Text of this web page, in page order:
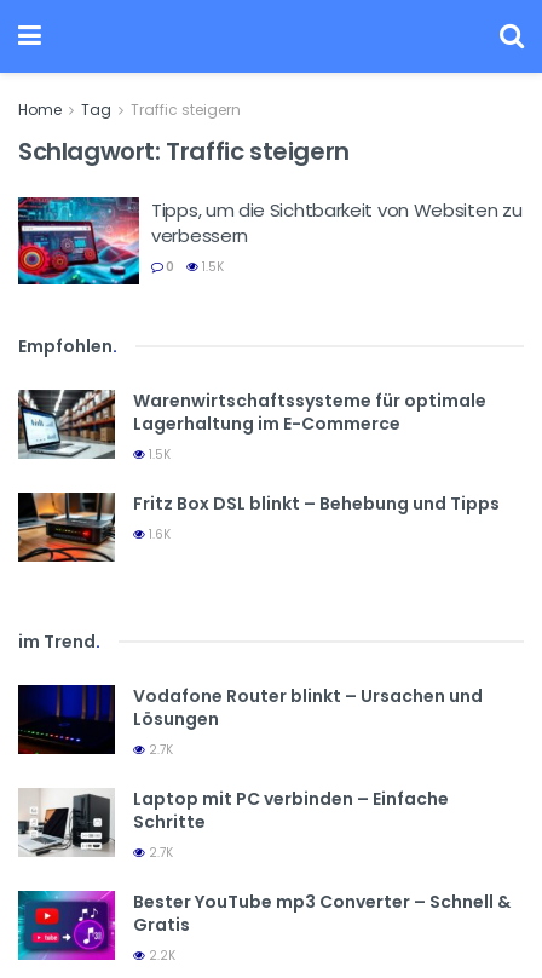
Home Tag Traffic steigern
Schlagwort: Traffic steigern
Tipps, um die Sichtbarkeit von Websiten zu
verbessern
0 1.5K
Empfohlen.
Warenwirtschaftssysteme für optimale
Lagerhaltung im E-Commerce
1.5K
Fritz Box DSL blinkt – Behebung und Tipps
1.6K
im Trend.
Vodafone Router blinkt – Ursachen und
Lösungen
2.7K
Laptop mit PC verbinden – Einfache
Schritte
2.7K
Bester YouTube mp3 Converter – Schnell &
Gratis
2.2K